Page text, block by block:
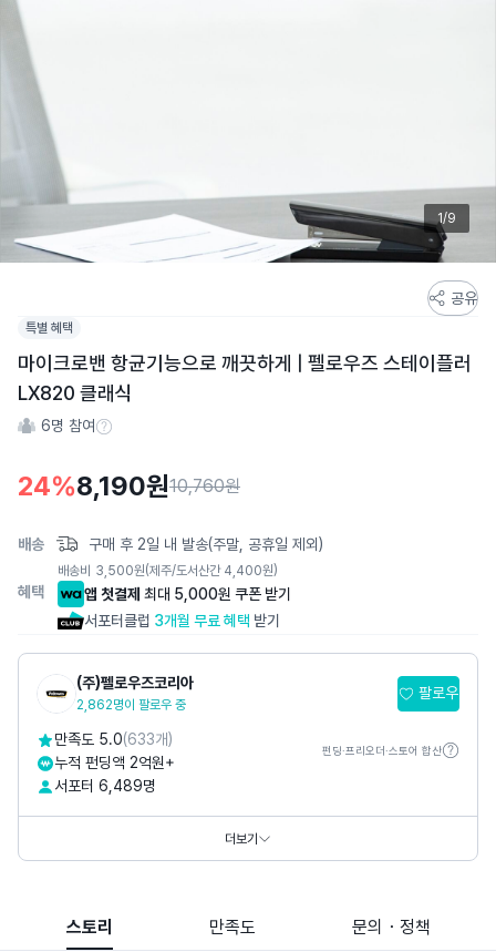
1/9
토
스
토
리
세
지
공유
특별 혜택
마이크로밴 항균기능으로 깨끗하게 | 펠로우즈 스테이플러
LX820 클래식
6명 참여참여 수 정보
24%8,190원10,760원
배송 구매 후 2일 내 발송(주말, 공휴일 제외)
배송비 3,500원(제주/도서산간 4,400원)
혜택 앱 첫결제 최대 5,000원 쿠폰 받기
서포터클럽 3개월 무료 혜택 받기
(주)펠로우즈코리아
2,862명이 팔로우 중
팔로우
만족도 5.0(633개)
누적 펀딩액 2억원+
서포터 6,489명
펀딩·프리오더·스토어 합산
더보기
스토리 만족도 문의・정책